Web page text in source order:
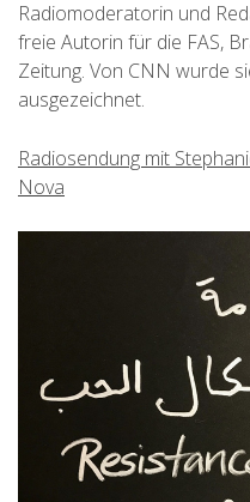
Radiomoderatorin und
freie Autorin für die FAS,
Zeitung. Von CNN wurde
ausgezeichnet.
Radiosendung mit
Nova